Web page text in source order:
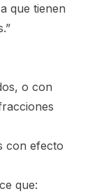
que tienen
o con
con efecto
que: